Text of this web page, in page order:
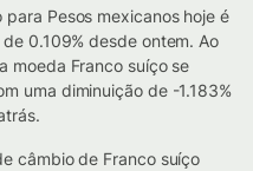
Pesos mexicanos hoje é
0.109% desde ontem. Ao
moeda Franco suíço se
uma diminuição de -1.183%
câmbio de Franco suíço